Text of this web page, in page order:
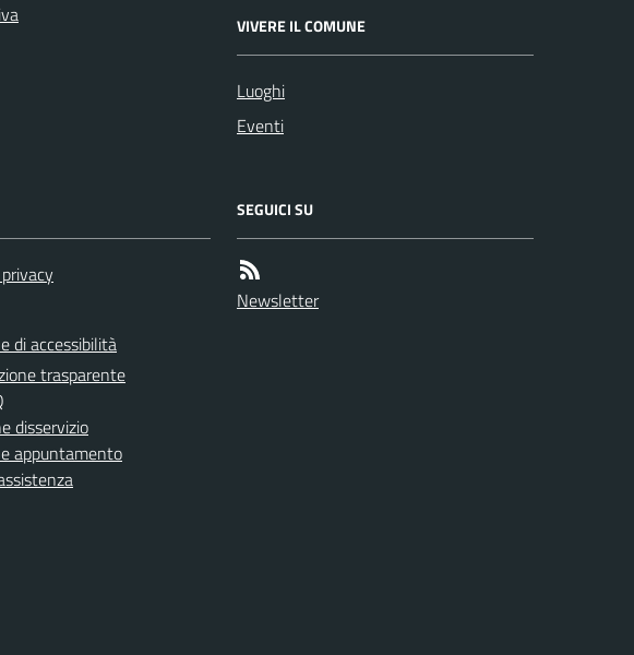
VIVERE IL COMUNE
Luoghi
Eventi
di accessibilità
trasparente
disservizio
appuntamento
SEGUICI SU
Newsletter